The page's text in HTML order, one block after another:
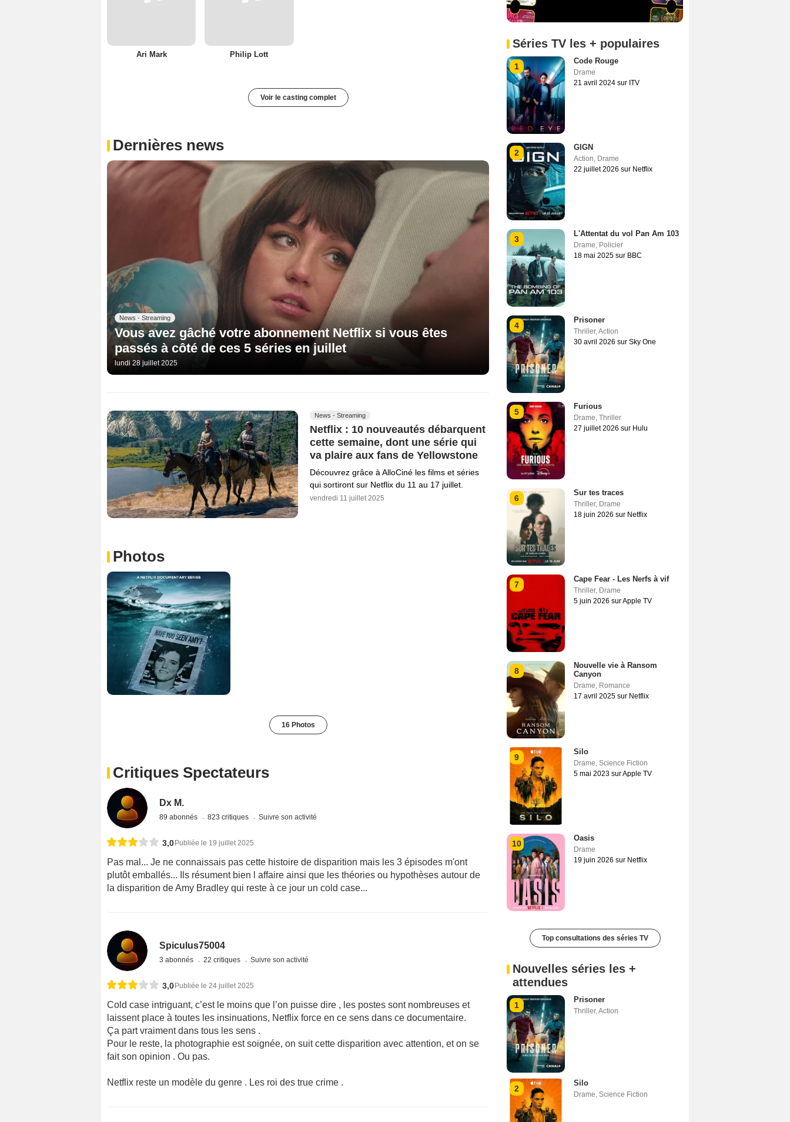
Ari Mark Philip Lott
Voir le casting complet
Dernières news
News - Streaming
Vous avez gâché votre abonnement Netflix si vous êtes
passés à côté de ces 5 séries en juillet
lundi 28 juillet 2025
News - Streaming
Netflix : 10 nouveautés débarquent
cette semaine, dont une série qui
va plaire aux fans de Yellowstone
Découvrez grâce à AlloCiné les films et séries
qui sortiront sur Netflix du 11 au 17 juillet.
vendredi 11 juillet 2025
Photos
16 Photos
Critiques Spectateurs
Dx M.
89 abonnés 823 critiques Suivre son activité
3,0 Publiée le 19 juillet 2025
Pas mal... Je ne connaissais pas cette histoire de disparition mais les 3 épisodes m'ont
plutôt emballés... Ils résument bien l affaire ainsi que les théories ou hypothèses autour de
la disparition de Amy Bradley qui reste à ce jour un cold case...
Spiculus75004
3 abonnés 22 critiques Suivre son activité
3,0 Publiée le 24 juillet 2025
Cold case intriguant, c’est le moins que l’on puisse dire , les postes sont nombreuses et
laissent place à toutes les insinuations, Netflix force en ce sens dans ce documentaire.
Ça part vraiment dans tous les sens .
Pour le reste, la photographie est soignée, on suit cette disparition avec attention, et on se
fait son opinion . Ou pas.
Netflix reste un modèle du genre . Les roi des true crime .
Séries TV les + populaires
1
Code Rouge
Drame
21 avril 2024 sur ITV
2
GIGN
Action, Drame
22 juillet 2026 sur Netflix
3
L'Attentat du vol Pan Am 103
Drame, Policier
18 mai 2025 sur BBC
4
Prisoner
Thriller,Action
30 avril 2026 sur Sky One
5
Furious
Drame, Thriller
27 juillet 2026 sur Hulu
6
Sur tes traces
Thriller, Drame
18 juin 2026 sur Netflix
7
Cape Fear - Les Nerfs à vif
Thriller, Drame
5 juin 2026 sur Apple TV
8
Nouvelle vie à Ransom
Canyon
Drame, Romance
17 avril 2025 sur Netflix
9
Silo
Drame, Science Fiction
5 mai 2023 sur Apple TV
10
Oasis
Drame
19 juin 2026 sur Netflix
Top consultations des séries TV
Nouvelles séries les +
attendues
1
Prisoner
Thriller,Action
2
Silo
Drame, Science Fiction